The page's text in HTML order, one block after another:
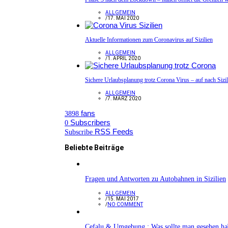
ALLGEMEIN
/17. MAI 2020
Aktuelle Informationen zum Coronavirus auf Sizilien
ALLGEMEIN
/1. APRIL 2020
Sichere Urlaubsplanung trotz Corona Virus – auf nach
ALLGEMEIN
/7. MÄRZ 2020
3898 fans
0 Subscribers
Subscribe RSS Feeds
Beliebte Beiträge
Fragen und Antworten zu Autobahnen in Sizilien
ALLGEMEIN
/15. MAI 2017
/NO COMMENT